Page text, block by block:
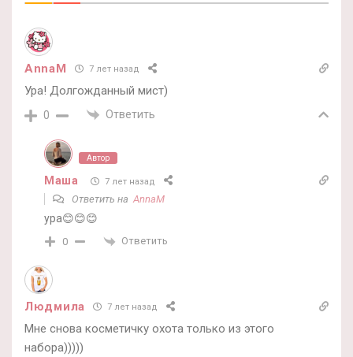
AnnaM 7 лет назад
Ура! Долгожданный мист)
0 Ответить
Автор
Маша 7 лет назад
Ответить наAnnaM
ура😊😊😊
0 Ответить
Людмила 7 лет назад
Мне снова косметичку охота только из этого
набора)))))